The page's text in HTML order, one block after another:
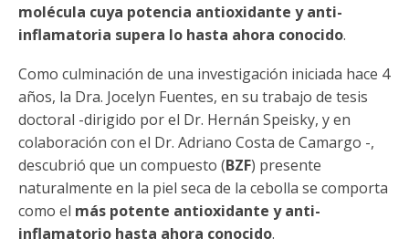
Funcionarias/os
molécula cuya potencia antioxidante y anti-
inflamatoria supera lo hasta ahora conocido.
Como culminación de una investigación iniciada hace 4
años, la Dra. Jocelyn Fuentes, en su trabajo de tesis
doctoral -dirigido por el Dr. Hernán Speisky, y en
colaboración con el Dr. Adriano Costa de Camargo -,
descubrió que un compuesto (BZF) presente
naturalmente en la piel seca de la cebolla se comporta
como el más potente antioxidante y anti-
inflamatorio hasta ahora conocido.